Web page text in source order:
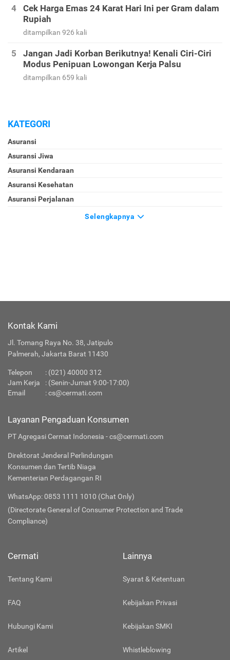
Cek Harga Emas 24 Karat Hari Ini per Gram dalam
Rupiah
ditampilkan 926 kali
Jangan Jadi Korban Berikutnya! Kenali Ciri-Ciri
Modus Penipuan Lowongan Kerja Palsu
ditampilkan 659 kali
KATEGORI
Asuransi
Asuransi Jiwa
Asuransi Kendaraan
Asuransi Kesehatan
Asuransi Perjalanan
Selengkapnya
Kontak Kami
Jl. Tomang Raya No. 38, Jatipulo
Palmerah, Jakarta Barat 11430
Telepon : (021) 40000 312
Jam Kerja
: (Senin-Jumat 9:00-17:00)
Email
:cs@cermati.com
Layanan Pengaduan Konsumen
PT Agregasi Cermat Indonesia - cs@cermati.com
Direktorat Jenderal Perlindungan
Konsumen dan Tertib Niaga
Kementerian Perdagangan RI
WhatsApp: 0853 1111 1010 (Chat Only)
(Directorate General of Consumer Protection and Trade
Compliance)
Cermati
Tentang Kami
FAQ
Hubungi Kami
Artikel
Lainnya
Syarat & Ketentuan
Kebijakan Privasi
Kebijakan SMKI
Whistleblowing